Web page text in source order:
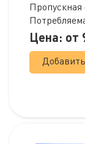
Цена: от